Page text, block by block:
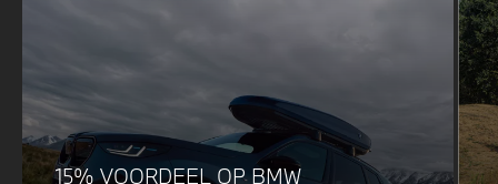
15% VOORDEEL OP BMW